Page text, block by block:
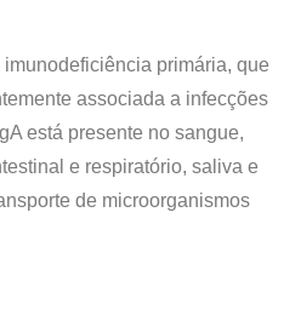
primária, que
associada a infecções
está presente no sangue,
e respiratório, saliva e
de microorganismos